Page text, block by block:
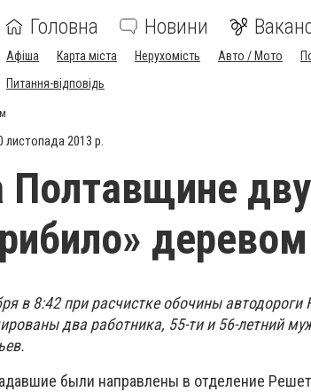
Головна Новини
Афіша Карта міста Нерухомість Авто / Мото
Питання-відповідь
листопада 2013 р.
Полтавщине
деревом
в 8:42 при расчистке обочины автодороги
два работника, 55-ти и 56-летний
были направлены в отделение